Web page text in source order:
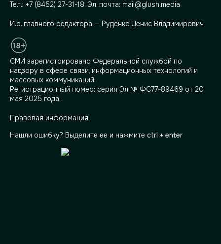
Тел.: +7 (8452) 27-31-18. Эл. почта: mail@glush.media
И.о. главного редактора — Руденко Денис Владимирович
СМИ зарегистрировано Федеральной службой по
надзору в сфере связи, информационных технологий и
массовых коммуникаций.
Регистрационный номер: серия Эл № ФС77-89469 от 20
мая 2025 года.
Правовая информация
Нашли ошибку? Выделите ее и нажмите ctrl + enter